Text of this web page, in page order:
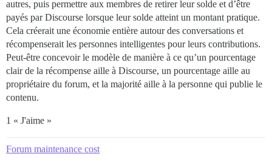
autres, puis permettre aux membres de retirer leur solde et d’être
payés par Discourse lorsque leur solde atteint un montant pratique.
Cela créerait une économie entière autour des conversations et
récompenserait les personnes intelligentes pour leurs contributions.
Peut-être concevoir le modèle de manière à ce qu’un pourcentage
clair de la récompense aille à Discourse, un pourcentage aille au
propriétaire du forum, et la majorité aille à la personne qui publie le
contenu.
1 « J'aime »
Forum maintenance cost